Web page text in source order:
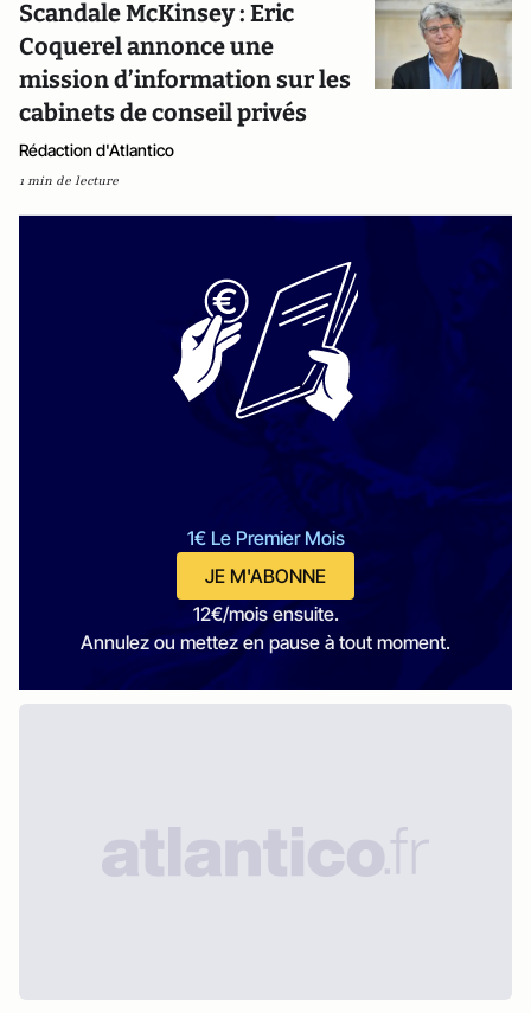
Scandale McKinsey : Eric
Coquerel annonce une
mission d’information sur les
cabinets de conseil privés
Rédaction d'Atlantico
1 min de lecture
1€ Le Premier Mois
JE M'ABONNE
12€/mois ensuite.
Annulez ou mettez en pause à tout moment.